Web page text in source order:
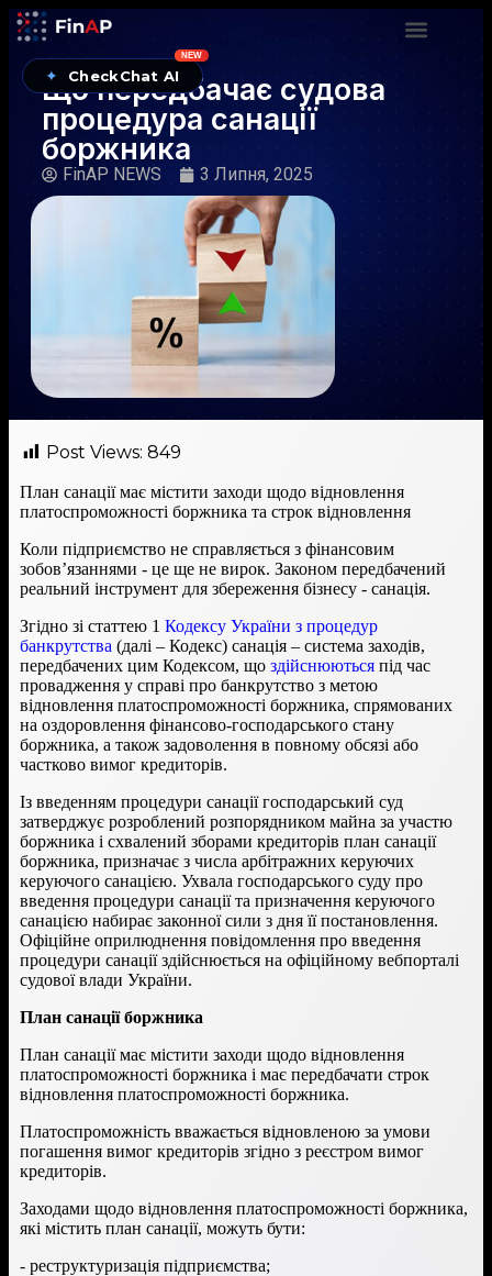
✦ CheckChat AI
NEW
Що передбачає судова
процедура санації
боржника
FinAP NEWS 3 Липня, 2025
Post Views: 849
План санації має містити заходи щодо відновлення
платоспроможності боржника та строк відновлення
Коли підприємство не справляється з фінансовим
зобов’язаннями - це ще не вирок. Законом передбачений
реальний інструмент для збереження бізнесу - санація.
Згідно зі статтею 1 Кодексу України з процедур
банкрутства (далі – Кодекс) санація – система заходів,
передбачених цим Кодексом, що здійснюються під час
провадження у справі про банкрутство з метою
відновлення платоспроможності боржника, спрямованих
на оздоровлення фінансово-господарського стану
боржника, а також задоволення в повному обсязі або
частково вимог кредиторів.
Із введенням процедури санації господарський суд
затверджує розроблений розпорядником майна за участю
боржника і схвалений зборами кредиторів план санації
боржника, призначає з числа арбітражних керуючих
керуючого санацією. Ухвала господарського суду про
введення процедури санації та призначення керуючого
санацією набирає законної сили з дня її постановлення.
Офіційне оприлюднення повідомлення про введення
процедури санації здійснюється на офіційному вебпорталі
судової влади України.
План санації боржника
План санації має містити заходи щодо відновлення
платоспроможності боржника і має передбачати строк
відновлення платоспроможності боржника.
Платоспроможність вважається відновленою за умови
погашення вимог кредиторів згідно з реєстром вимог
кредиторів.
Заходами щодо відновлення платоспроможності боржника,
які містить план санації, можуть бути:
- реструктуризація підприємства;